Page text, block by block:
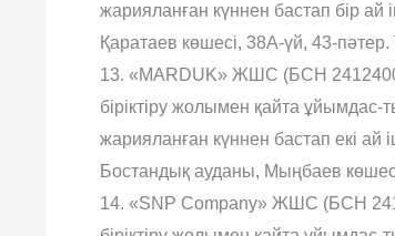
жарияланған күннен бастап бір
Қаратаев көшесі, 38А-үй, 43-
13. «MARDUK» ЖШС (БСН
біріктіру жолымен қайта
жарияланған күннен бастап екі
Бостандық ауданы, Мыңбаев
14. «SNP Company» ЖШС (БСН